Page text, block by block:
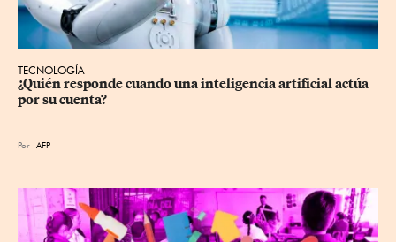
TECNOLOGÍA
¿Quién responde cuando una inteligencia artificial actúa
por su cuenta?
Por AFP